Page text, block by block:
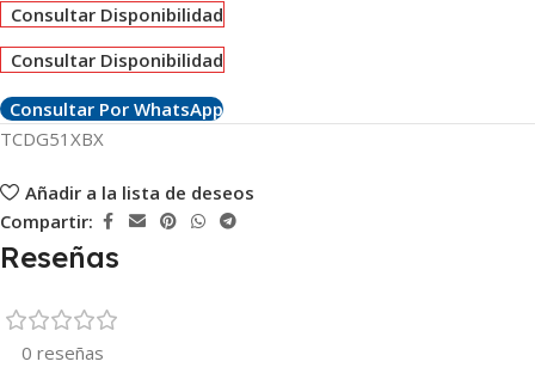
Consultar Disponibilidad
Consultar Disponibilidad
Consultar Por WhatsApp
TCDG51XBX
Añadir a la lista de deseos
Compartir:
Reseñas
0 reseñas